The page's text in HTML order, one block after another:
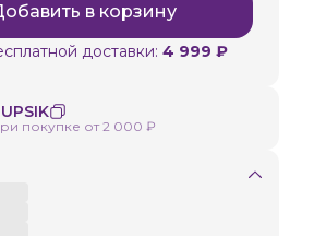
в корзину
доставки: 4 999 ₽
покупке от 2 000 ₽